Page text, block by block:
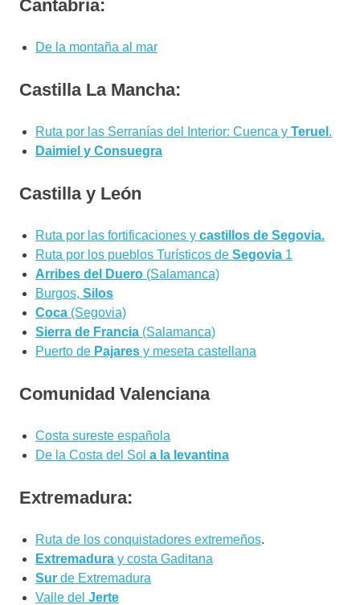
Cantabria:
De la montaña al mar
Castilla La Mancha:
Ruta por las Serranías del Interior: Cuenca y Teruel .
Daimiel y Consuegra
Castilla y León
Ruta por las fortificaciones y castillos de Segovia.
Ruta por los pueblos Turísticos de Segovia 1
Arribes del Duero (Salamanca)
Burgos, Silos
Coca (Segovia)
Sierra de Francia (Salamanca)
Puerto de Pajares y meseta castellana
Comunidad Valenciana
Costa sureste española
De la Costa del Sol a la levantina
Extremadura:
Ruta de los conquistadores extremeños.
Extremadura y costa Gaditana
Sur de Extremadura
Valle del Jerte